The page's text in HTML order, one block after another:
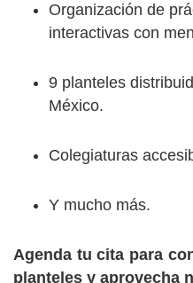
Organización de
interactivas con
9 planteles
México.
Colegiaturas
Y mucho más.
Agenda tu cita para
planteles y aprovecha